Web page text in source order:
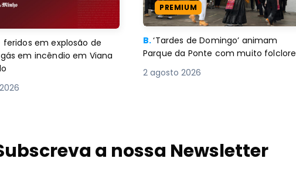
feridos em explosão de
em incêndio em Viana
PREMIUM
B.‘Tardes de Domingo’ animam
Parque da Ponte com muito folclore
2 agosto 2026
a nossa Newsletter